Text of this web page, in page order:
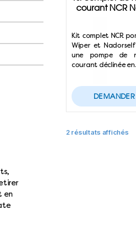
courant NCR
Kit complet NCR
Wiper et
une pompe de
courant déclinée
2 résultats affichés
en